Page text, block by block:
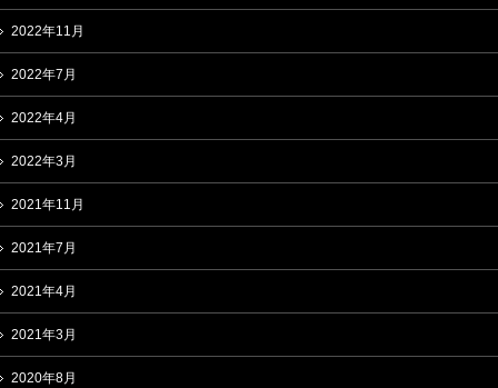
2022年11月
2022年7月
2022年4月
2022年3月
2021年11月
2021年7月
2021年4月
2021年3月
2020年8月